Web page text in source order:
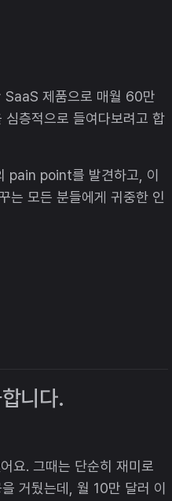
SaaS 제품으로 매월 60만
층적으로 들여다보려고 합
pain point를 발견하고, 이
는 모든 분들에게 귀중한 인
니다.
요. 그때는 단순히 재미로
거뒀는데, 월 10만 달러 이